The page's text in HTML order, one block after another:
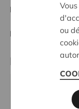
Datum:
05/05/
Entscheidung:
Partner
Wzc Molenhof,
014 39 88 00
ou